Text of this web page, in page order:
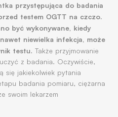
przystępująca do badania
testem OGTT na czczo.
być wykonywane, kiedy
niewielka infekcja, może
testu. Także przyjmowanie
z badania. Oczywiście,
się jakiekolwiek pytania
badania pomiaru, ciężarna
swoim lekarzem